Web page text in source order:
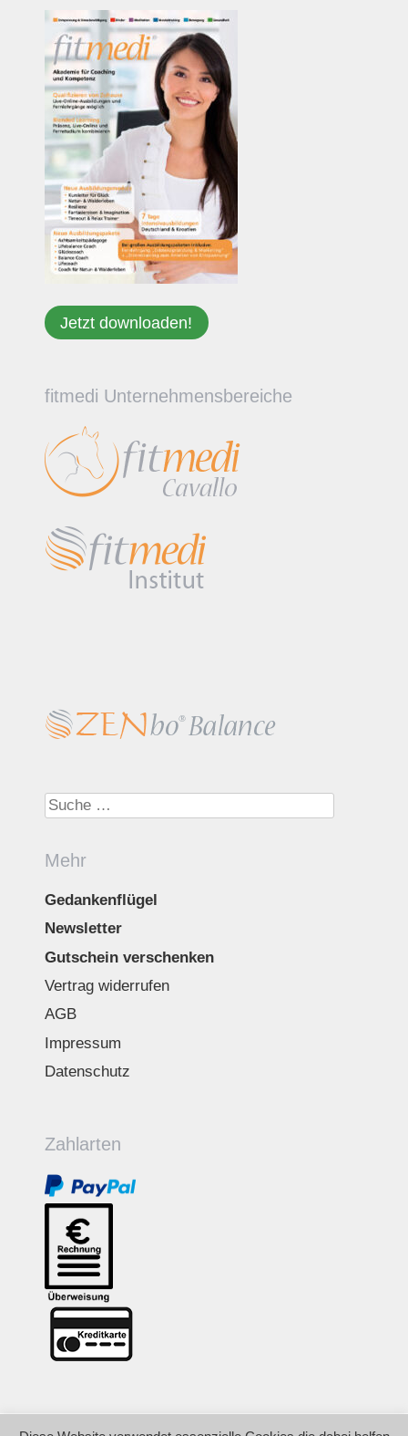
Jetzt downloaden!
fitmedi Unternehmensbereiche
Suche nach:
Mehr
Gedankenflügel
Newsletter
Gutschein verschenken
Vertrag widerrufen
AGB
Impressum
Datenschutz
Zahlarten